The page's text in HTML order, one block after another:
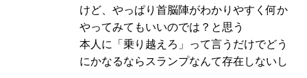
けど、やっぱり首脳陣がわかりやすく何か
やってみてもいいのでは？と思う
本人に「乗り越えろ」って言うだけでどう
にかなるならスランプなんて存在しないし